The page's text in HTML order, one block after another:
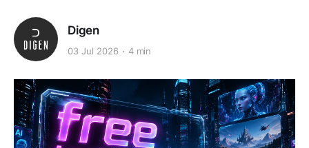
Digen
03 Jul 2026 4 min